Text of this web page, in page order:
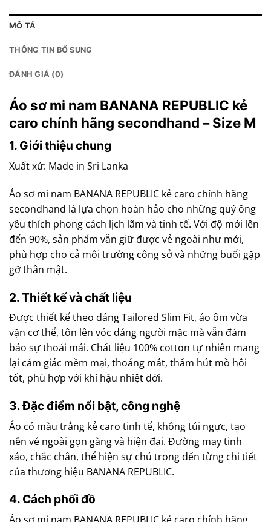
MÔ TẢ
THÔNG TIN BỔ SUNG
ĐÁNH GIÁ (0)
Áo sơ mi nam BANANA REPUBLIC kẻ
caro chính hãng secondhand – Size M
1. Giới thiệu chung
Xuất xứ: Made in Sri Lanka
Áo sơ mi nam BANANA REPUBLIC kẻ caro chính hãng
secondhand là lựa chọn hoàn hảo cho những quý ông
yêu thích phong cách lịch lãm và tinh tế. Với độ mới lên
đến 90%, sản phẩm vẫn giữ được vẻ ngoài như mới,
phù hợp cho cả môi trường công sở và những buổi gặp
gỡ thân mật.
2. Thiết kế và chất liệu
Được thiết kế theo dáng Tailored Slim Fit, áo ôm vừa
vặn cơ thể, tôn lên vóc dáng người mặc mà vẫn đảm
bảo sự thoải mái. Chất liệu 100% cotton tự nhiên mang
lại cảm giác mềm mại, thoáng mát, thấm hút mồ hôi
tốt, phù hợp với khí hậu nhiệt đới.
3. Đặc điểm nổi bật, công nghệ
Áo có màu trắng kẻ caro tinh tế, không túi ngực, tạo
nên vẻ ngoài gọn gàng và hiện đại. Đường may tinh
xảo, chắc chắn, thể hiện sự chú trọng đến từng chi tiết
của thương hiệu BANANA REPUBLIC.
4. Cách phối đồ